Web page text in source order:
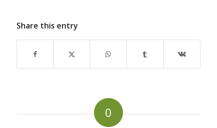
Share this entry
0